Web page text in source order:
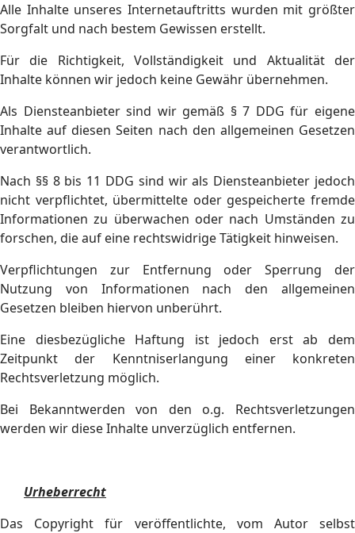
Alle Inhalte unseres Internetauftritts wurden mit größter
Sorgfalt und nach bestem Gewissen erstellt.
Für die Richtigkeit, Vollständigkeit und Aktualität der
Inhalte können wir jedoch keine Gewähr übernehmen.
Als Diensteanbieter sind wir gemäß § 7 DDG für eigene
Inhalte auf diesen Seiten nach den allgemeinen Gesetzen
verantwortlich.
Nach §§ 8 bis 11 DDG sind wir als Diensteanbieter jedoch
nicht verpflichtet, übermittelte oder gespeicherte fremde
Informationen zu überwachen oder nach Umständen zu
forschen, die auf eine rechtswidrige Tätigkeit hinweisen.
Verpflichtungen zur Entfernung oder Sperrung der
Nutzung von Informationen nach den allgemeinen
Gesetzen bleiben hiervon unberührt.
Eine diesbezügliche Haftung ist jedoch erst ab dem
Zeitpunkt der Kenntniserlangung einer konkreten
Rechtsverletzung möglich.
Bei Bekanntwerden von den o.g. Rechtsverletzungen
werden wir diese Inhalte unverzüglich entfernen.
Urheberrecht
Das Copyright für veröffentlichte, vom Autor selbst